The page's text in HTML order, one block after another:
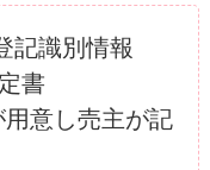
記識別情報
書
用意し売主が記